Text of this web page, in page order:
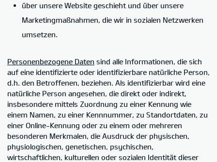
über unsere Website geschieht und über unsere
Marketingmaßnahmen, die wir in sozialen Netzwerken
umsetzen.
Personenbezogene Daten sind alle Informationen, die sich
auf eine identifizierte oder identifizierbare natürliche Person,
d.h. den Betroffenen, beziehen. Als identifizierbar wird eine
natürliche Person angesehen, die direkt oder indirekt,
insbesondere mittels Zuordnung zu einer Kennung wie
einem Namen, zu einer Kennnummer, zu Standortdaten, zu
einer Online-Kennung oder zu einem oder mehreren
besonderen Merkmalen, die Ausdruck der physischen,
physiologischen, genetischen, psychischen,
wirtschaftlichen, kulturellen oder sozialen Identität dieser